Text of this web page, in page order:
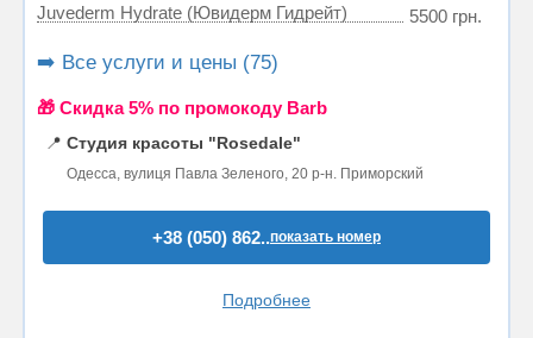
Juvederm Hydrate (Ювидерм Гидрейт)
5500 грн.
➡️ Все услуги и цены (75)
🎁 Cкидка 5% по промокоду Barb
📍 Студия красоты "Rosedale"
Одесса, вулиця Павла Зеленого, 20 р-н. Приморский
+38 (050) 862..показать номер
Подробнее